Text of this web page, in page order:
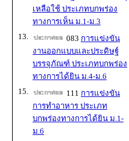
เหลือใช้ ประเภทบกพร่อง
ทางการเห็น ม.1-ม.3
13.
083 การแข่งขัน
งานออกแบบและประดิษฐ์
บรรจุภัณฑ์ ประเภทบกพร่อง
ทางการได้ยิน ม.4-ม.6
15.
111 การแข่งขัน
การทำอาหาร ประเภท
บกพร่องทางการได้ยิน ม.1-
ม.6